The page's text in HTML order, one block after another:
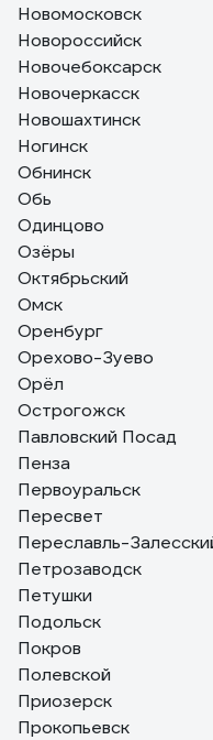
Новомосковск
Новороссийск
Новочебоксарск
Новочеркасск
Новошахтинск
Ногинск
Обнинск
Обь
Одинцово
Озёры
Октябрьский
Омск
Оренбург
Орехово-Зуево
Орёл
Острогожск
Павловский Посад
Пенза
Первоуральск
Пересвет
Переславль-
Петрозаводск
Петушки
Подольск
Покров
Полевской
Приозерск
Прокопьевск